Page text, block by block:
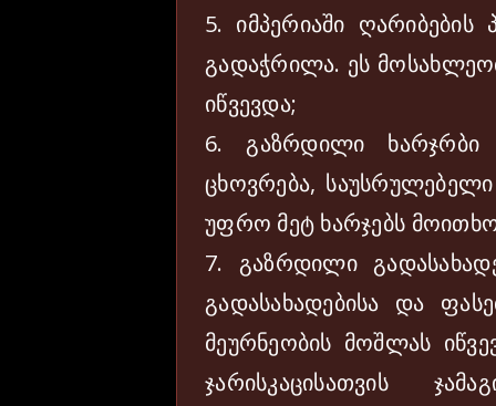
5. იმპერიაში
გადაჭრილა. ეს
იწვევდა;
6. გაზრდილი
ცხოვრება,
უფრო მეტ ხარჯებს
7. გაზრდილი
გადასახადებისა და
მეურნეობის მოშლას
ჯარისკაცისათვის